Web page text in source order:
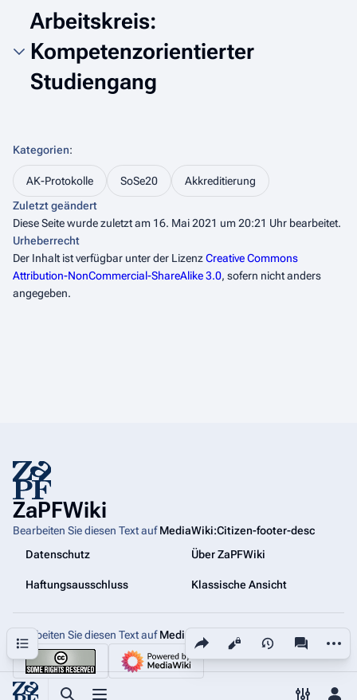
Diese Seite teilen
Ansichten
Arbeitskreis:
Kompetenzorientierter
Studiengang
Inhaltsverzeichnis
Kategorien:
AK-Protokolle SoSe20
Akkreditierung
Zuletzt geändert
Diese Seite wurde zuletzt am 16. Mai 2021 um 20:21 Uhr bearbeitet.
Urheberrecht
Der Inhalt ist verfügbar unter der LizenzCreative Commons
Attribution-NonCommercial-ShareAlike 3.0, sofern nicht anders
angegeben.
ZaPFWiki
Bearbeiten Sie diesen Text aufMediaWiki:Citizen-footer-desc
Datenschutz
Über ZaPFWiki
Haftungsausschluss Klassische Ansicht
Bearbeiten Sie diesen Text aufMediaWiki:Citizen-footer-tagline